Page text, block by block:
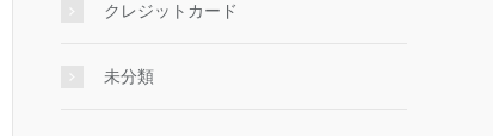
クレジットカード
未分類